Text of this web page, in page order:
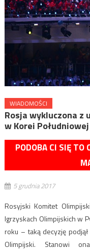
WIADOMOŚCI
Rosja wykluczona z
w Korei Południowej
PODOBA CI SIĘ TO
5 grudnia 2017
Rosyjski Komitet
Igrzyskach Olimpijskich w
roku – taką decyzję
Olimpijski. Stanowi